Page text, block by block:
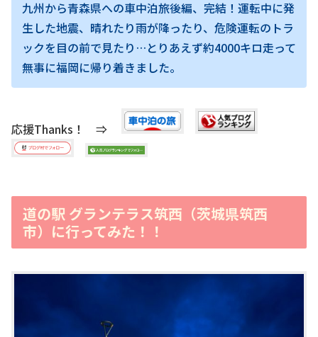
九州から青森県への車中泊旅後編、完結！運転中に発
生した地震、晴れたり雨が降ったり、危険運転のトラ
ックを目の前で見たり…とりあえず約4000キロ走って
無事に福岡に帰り着きました。
応援Thanks！ ⇒
道の駅 グランテラス筑西（茨城県筑西
市）に行ってみた！！